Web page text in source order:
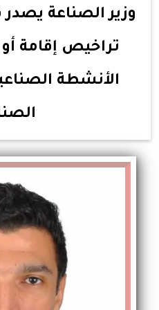
وزير الصناعة يصدر
تراخيص إقامة
الأنشطة